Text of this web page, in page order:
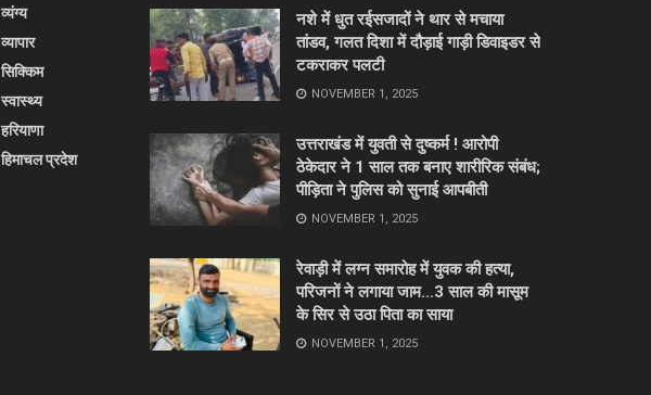
व्यंग्य
व्यापार
सिक्किम
स्वास्थ्य
हरियाणा
हिमाचल प्रदेश
नशे में धुत रईसजादों ने थार से मचाया
तांडव, गलत दिशा में दौड़ाई गाड़ी डिवाइडर से
टकराकर पलटी
NOVEMBER 1, 2025
उत्तराखंड में युवती से दुष्कर्म ! आरोपी
ठेकेदार ने 1 साल तक बनाए शारीरिक संबंध;
पीड़िता ने पुलिस को सुनाई आपबीती
NOVEMBER 1, 2025
रेवाड़ी में लग्न समारोह में युवक की हत्या,
परिजनों ने लगाया जाम…3 साल की मासूम
के सिर से उठा पिता का साया
NOVEMBER 1, 2025